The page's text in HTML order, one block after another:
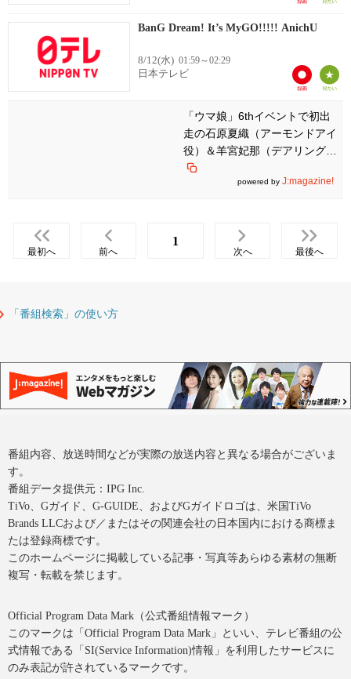
BanG Dream! It’s MyGO!!!!! AnichU
8/12(水) 01:59～02:29
日本テレビ
「ウマ娘」6thイベントで初出
走の石原夏織（アーモンドアイ
役）＆羊宮妃那（デアリングタ
クト役）が熱いデュエット「一
緒で心強かった」
powered by J:magazine!
最初へ 前へ
1
次へ 最後へ
「番組検索」の使い方
番組内容、放送時間などが実際の放送内容と異なる場合がございま
す。
番組データ提供元：IPG Inc.
TiVo、Gガイド、G-GUIDE、およびGガイドロゴは、米国TiVo
Brands LLCおよび／またはその関連会社の日本国内における商標ま
たは登録商標です。
このホームページに掲載している記事・写真等あらゆる素材の無断
複写・転載を禁じます。
Official Program Data Mark（公式番組情報マーク）
このマークは「Official Program Data Mark」といい、テレビ番組の公
式情報である「SI(Service Information)情報」を利用したサービスに
のみ表記が許されているマークです。